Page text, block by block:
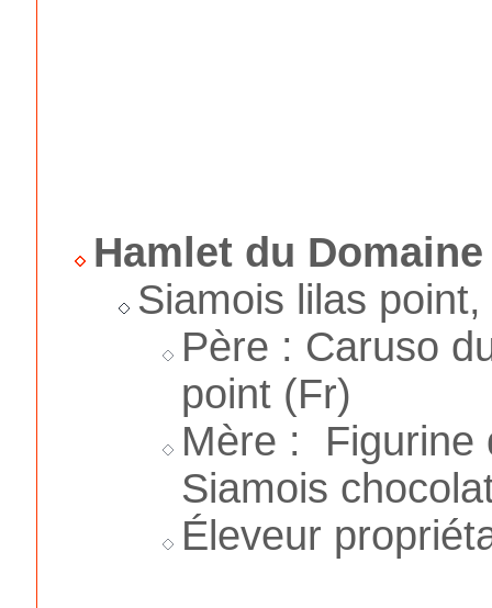
Hamlet du
Siamois lilas
Père : Caruso
point (Fr)
Mère : Figurine
Siamois
Éleveur